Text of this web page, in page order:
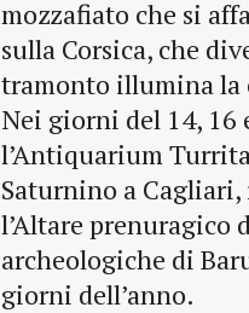
mozzafiato che si
sulla Corsica, che
tramonto illumina la
Nei giorni del 14, 16
l’Antiquarium
Saturnino a
l’Altare prenuragico
archeologiche di
giorni dell’anno.